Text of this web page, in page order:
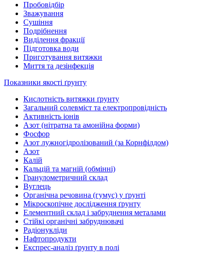
Пробовідбір
Зважування
Сушіння
Подрібнення
Виділення фракції
Підготовка води
Приготування витяжки
Миття та дезінфекція
Показники якості ґрунту
Кислотність витяжки ґрунту
Загальний солевміст та електропровідність
Активність іонів
Азот (нітратна та амонійна форми)
Фосфор
Азот лужногідролізований (за Корнфілдом)
Азот
Калій
Кальцій та магній (обмінні)
Гранулометричний склад
Вуглець
Органічна речовина (гумус) у ґрунті
Мікроскопічне дослідження ґрунту
Елементний склад і забруднення металами
Стійкі органічні забруднювачі
Радіонукліди
Нафтопродукти
Експрес-аналіз ґрунту в полі